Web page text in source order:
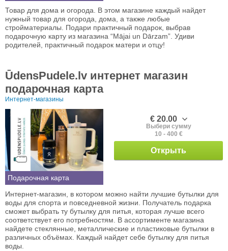
Товар для дома и огорода. В этом магазине каждый найдет
нужный товар для огорода, дома, а также любые
стройматериалы. Подари практичный подарок, выбрав
подарочную карту из магазина “Mājai un Dārzam”. Удиви
родителей, практичный подарок матери и отцу!
ŪdensPudele.lv интернет магазин
подарочная карта
Интернет-магазины
Подарочная карта
€ 20.00
Выбери сумму
10 - 400 €
Открыть
Интернет-магазин, в котором можно найти лучшие бутылки для
воды для спорта и повседневной жизни. Получатель подарка
сможет выбрать ту бутылку для питья, которая лучше всего
соответствует его потребностям. В ассортименте магазина
найдете стеклянные, металлические и пластиковые бутылки в
различных объёмах. Каждый найдет себе бутылку для питья
воды.